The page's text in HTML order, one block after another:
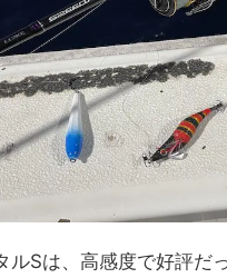
ルSは、高感度で好評だ